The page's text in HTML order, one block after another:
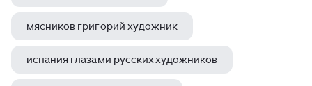
мясников григорий художник
испания глазами русских художников